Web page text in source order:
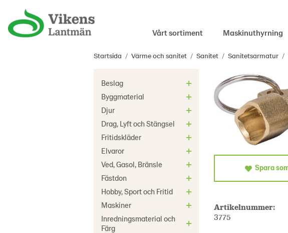
Vårt sortiment Maskinuthyrning
Startsida / Värme och sanitet / Sanitet / Sanitetsarmatur /
Beslag
Byggmaterial
Djur
Drag, Lyft och Stängsel
Fritidskläder
Elvaror
Ved, Gasol, Bränsle
Fästdon
Hobby, Sport och Fritid
Maskiner
Inredningsmaterial och
Färg
Spara
Artikelnummer:
3775